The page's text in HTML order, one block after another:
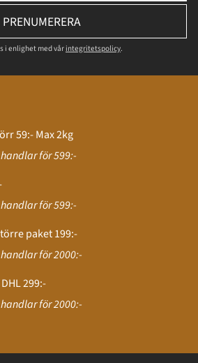
PRENUMERERA
i enlighet med vårintegritetspolicy.
59:- Max 2kg
för 599:-
för 599:-
paket 199:-
för 2000:-
299:-
för 2000:-